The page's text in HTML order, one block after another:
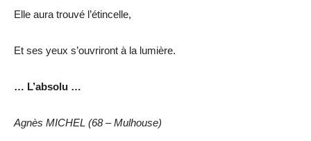
Elle aura trouvé l’étincelle,
Et ses yeux s’ouvriront à la lumière.
… L’absolu …
Agnès MICHEL (68 – Mulhouse)